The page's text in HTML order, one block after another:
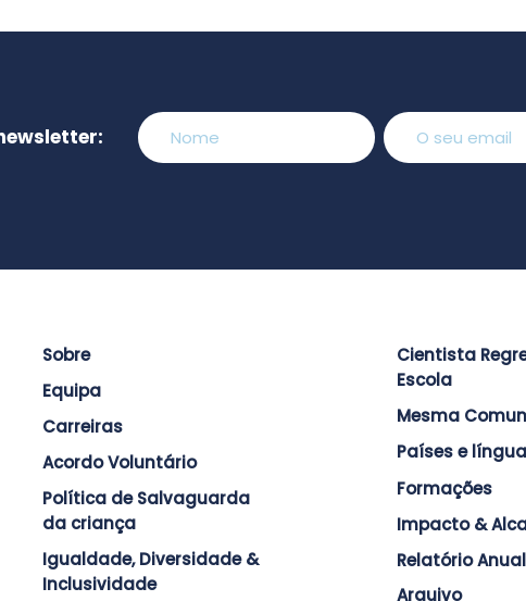
Sobre
Equipa
Carreiras
Acordo Voluntário
Política de Salvaguarda
da criança
Igualdade, Diversidade &
Inclusividade
Cientista
Escola
Mesma
Países e
Formações
Impacto &
Relatório Anual
Arquivo